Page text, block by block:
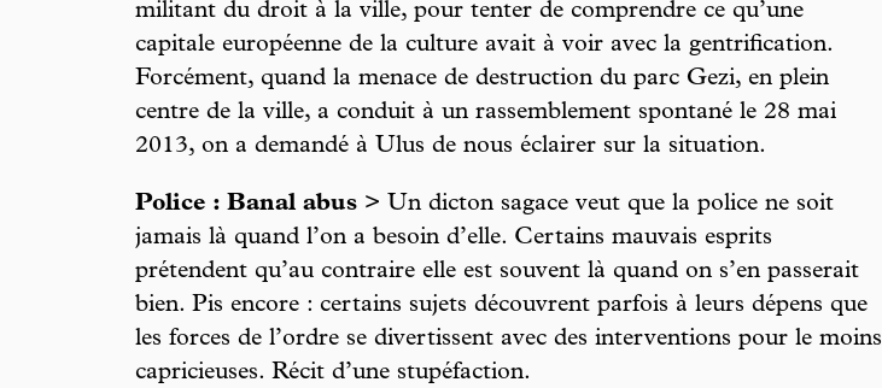
militant du droit à la ville, pour tenter de comprendre ce qu’une
capitale européenne de la culture avait à voir avec la gentrification.
Forcément, quand la menace de destruction du parc Gezi, en plein
centre de la ville, a conduit à un rassemblement spontané le 28 mai
2013, on a demandé à Ulus de nous éclairer sur la situation.
Police : Banal abus > Un dicton sagace veut que la police ne soit
jamais là quand l’on a besoin d’elle. Certains mauvais esprits
prétendent qu’au contraire elle est souvent là quand on s’en passerait
bien. Pis encore : certains sujets découvrent parfois à leurs dépens que
les forces de l’ordre se divertissent avec des interventions pour le moins
capricieuses. Récit d’une stupéfaction.